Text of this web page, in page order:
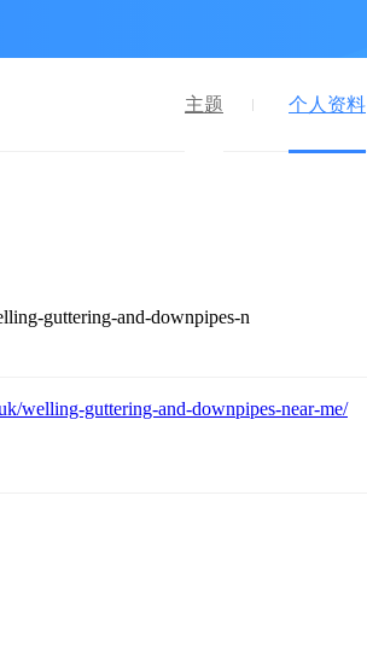
主题 个人资料
guttering-and-downpipes-n
welling-guttering-and-downpipes-near-me/